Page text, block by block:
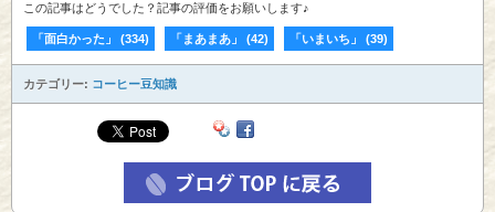
この記事はどうでした？記事の評価をお願いします♪
「面白かった」 (334) 「まあまあ」 (42) 「いまいち」 (39)
カテゴリー: コーヒー豆知識